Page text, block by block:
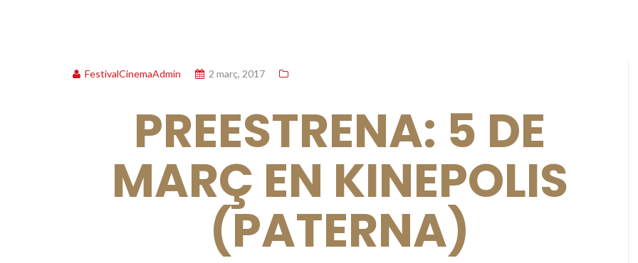
FestivalCinemaAdmin 2 març, 2017
PREESTRENA: 5 DE
MARÇ EN KINEPOLIS
(PATERNA)